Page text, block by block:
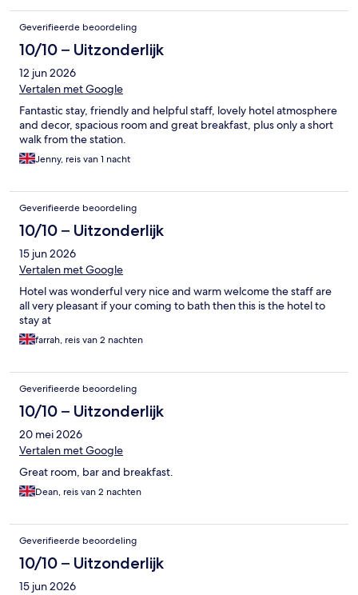
Geverifieerde beoordeling
10/10 – Uitzonderlijk
12 jun 2026
Vertalen met Google
Fantastic stay, friendly and helpful staff, lovely hotel atmosphere
and decor, spacious room and great breakfast, plus only a short
walk from the station.
Jenny, reis van 1 nacht
Geverifieerde beoordeling
10/10 – Uitzonderlijk
15 jun 2026
Vertalen met Google
Hotel was wonderful very nice and warm welcome the staff are
all very pleasant if your coming to bath then this is the hotel to
stay at
farrah, reis van 2 nachten
Geverifieerde beoordeling
10/10 – Uitzonderlijk
20 mei 2026
Vertalen met Google
Great room, bar and breakfast.
Dean, reis van 2 nachten
Geverifieerde beoordeling
10/10 – Uitzonderlijk
15 jun 2026